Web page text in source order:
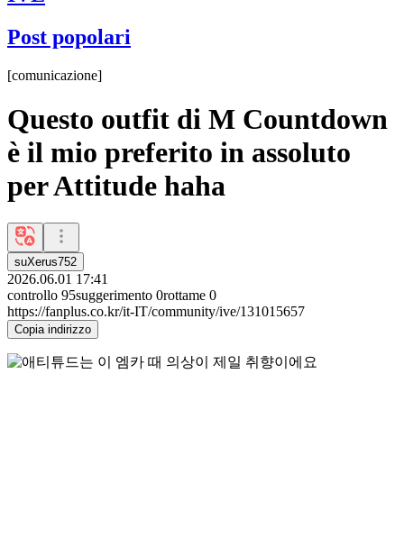
Post popolari
[comunicazione]
Questo outfit di M Countdown
è il mio preferito in assoluto
per Attitude haha
suXerus752
2026.06.01 17:41
controllo 95suggerimento 0rottame 0
https://fanplus.co.kr/it-IT/community/ive/131015657
Copia indirizzo